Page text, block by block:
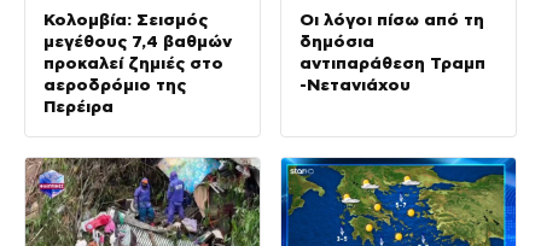
Κολομβία: Σεισμός
μεγέθους 7,4 βαθμών
προκαλεί ζημιές στο
αεροδρόμιο της
Περέιρα
Οι λόγοι πίσω από τη
δημόσια
αντιπαράθεση Τραμπ
-Νετανιάχου